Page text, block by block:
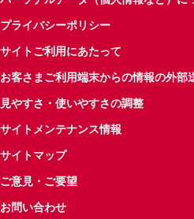
プライバシーポリシー
サイトご利用にあたって
お客さまご利用端末からの情報の外部
見やすさ・使いやすさの調整
サイトメンテナンス情報
サイトマップ
ご意見・ご要望
お問い合わせ